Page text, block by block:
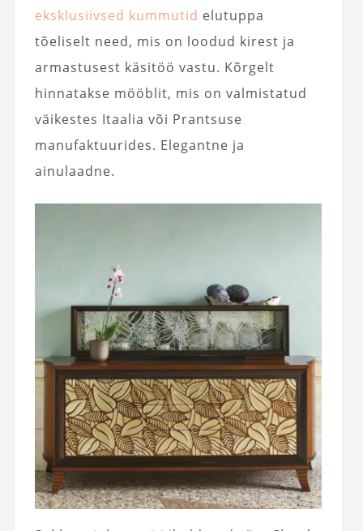
eksklusiivsed kummutid elutuppa
tõeliselt need, mis on loodud kirest ja
armastusest käsitöö vastu. Kõrgelt
hinnatakse mööblit, mis on valmistatud
väikestes Itaalia või Prantsuse
manufaktuurides. Elegantne ja
ainulaadne.